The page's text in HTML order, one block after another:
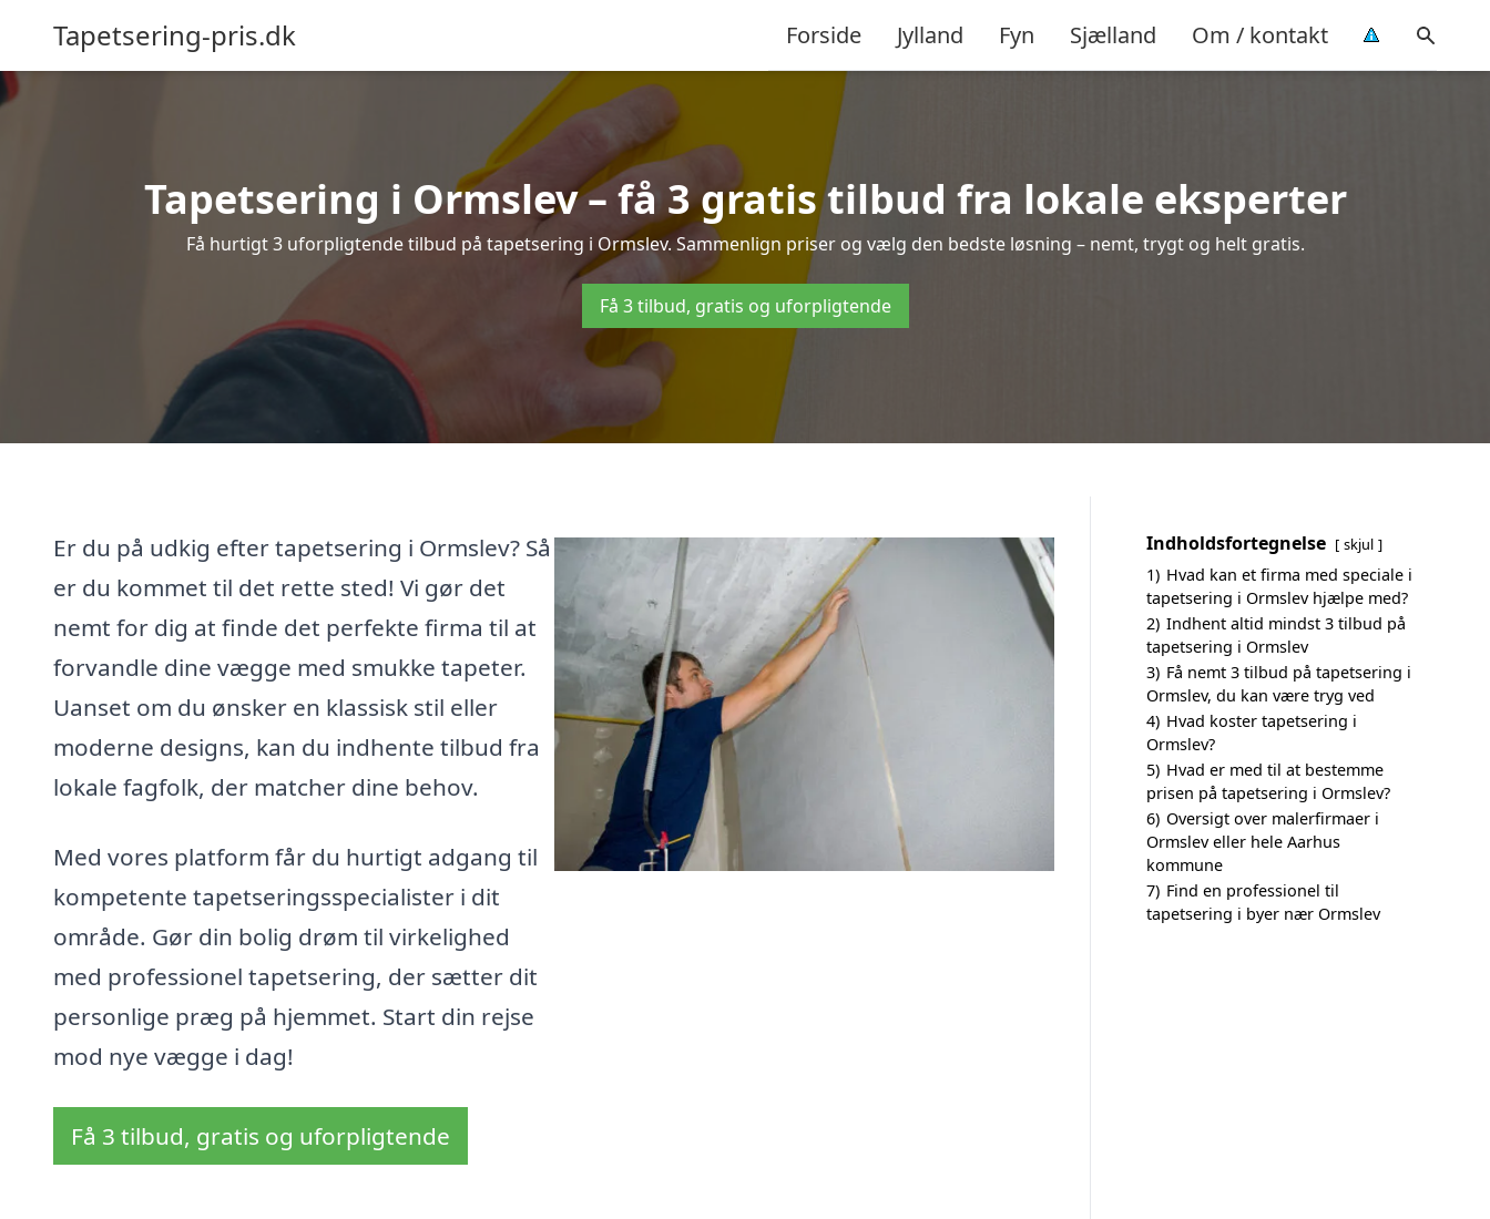
Tapetsering-pris.dk Forside Jylland Fyn Sjælland Om / kontakt
Tapetsering i Ormslev – få 3 gratis tilbud fra lokale eksperter
Få hurtigt 3 uforpligtende tilbud på tapetsering i Ormslev. Sammenlign priser og vælg den bedste løsning – nemt, trygt og helt gratis.
Få 3 tilbud, gratis og uforpligtende
Er du på udkig efter tapetsering i Ormslev? Så
er du kommet til det rette sted! Vi gør det
nemt for dig at finde det perfekte firma til at
forvandle dine vægge med smukke tapeter.
Uanset om du ønsker en klassisk stil eller
moderne designs, kan du indhente tilbud fra
lokale fagfolk, der matcher dine behov.
Med vores platform får du hurtigt adgang til
kompetente tapetseringsspecialister i dit
område. Gør din bolig drøm til virkelighed
med professionel tapetsering, der sætter dit
personlige præg på hjemmet. Start din rejse
mod nye vægge i dag!
Få 3 tilbud, gratis og uforpligtende
Indholdsfortegnelse skjul
1) Hvad kan et firma med speciale i
tapetsering i Ormslev hjælpe med?
2) Indhent altid mindst 3 tilbud på
tapetsering i Ormslev
3) Få nemt 3 tilbud på tapetsering i
Ormslev, du kan være tryg ved
4) Hvad koster tapetsering i
Ormslev?
5) Hvad er med til at bestemme
prisen på tapetsering i Ormslev?
6) Oversigt over malerfirmaer i
Ormslev eller hele Aarhus
kommune
7) Find en professionel til
tapetsering i byer nær Ormslev